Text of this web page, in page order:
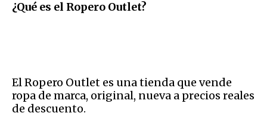
¿Qué es el Ropero Outlet?
El Ropero Outlet es una tienda que vende
ropa de marca, original, nueva a precios reales
de descuento.